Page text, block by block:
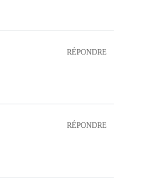
RÉPONDRE
RÉPONDRE